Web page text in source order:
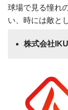
球場で見る憧れ
い、時には敵と
株式会社